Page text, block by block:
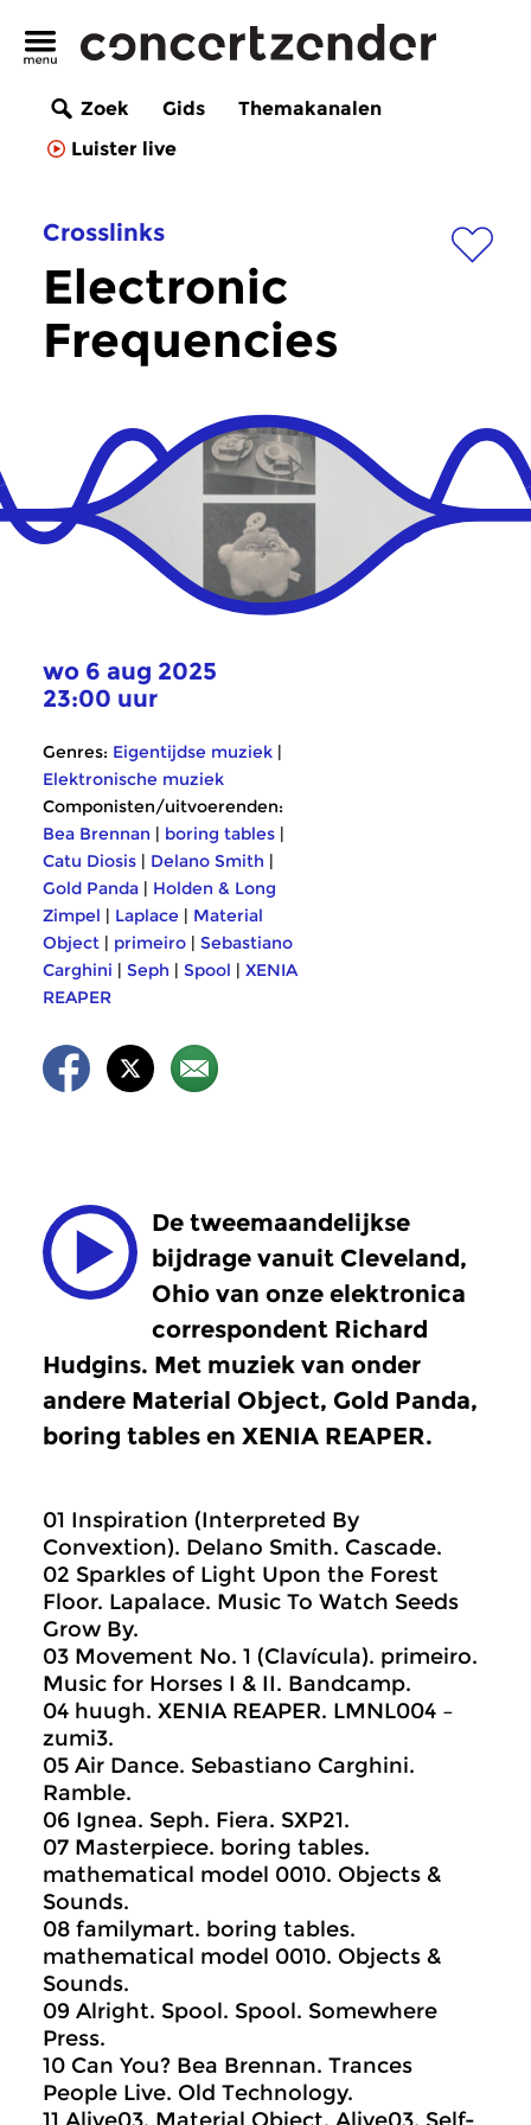
Zoek Gids
Themakanalen
Luister live
Crosslinks
Electronic
Frequencies
wo 6 aug 2025
23:00 uur
Genres: Eigentijdse muziek |
Elektronische muziek
Componisten/uitvoerenden:
Bea Brennan | boring tables |
Catu Diosis | Delano Smith |
Gold Panda | Holden & Long
Zimpel | Laplace | Material
Object | primeiro | Sebastiano
Carghini | Seph | Spool | XENIA
REAPER
De tweemaandelijkse
bijdrage vanuit Cleveland,
Ohio van onze elektronica
correspondent Richard
Hudgins. Met muziek van onder
andere Material Object, Gold Panda,
boring tables en XENIA REAPER.
01 Inspiration (Interpreted By
Convextion). Delano Smith. Cascade.
02 Sparkles of Light Upon the Forest
Floor. Lapalace. Music To Watch Seeds
Grow By.
03 Movement No. 1 (Clavícula). primeiro.
Music for Horses I & II. Bandcamp.
04 huugh. XENIA REAPER. LMNL004 –
zumi3.
05 Air Dance. Sebastiano Carghini.
Ramble.
06 Ignea. Seph. Fiera. SXP21.
07 Masterpiece. boring tables.
mathematical model 0010. Objects &
Sounds.
08 familymart. boring tables.
mathematical model 0010. Objects &
Sounds.
09 Alright. Spool. Spool. Somewhere
Press.
10 Can You? Bea Brennan. Trances
People Live. Old Technology.